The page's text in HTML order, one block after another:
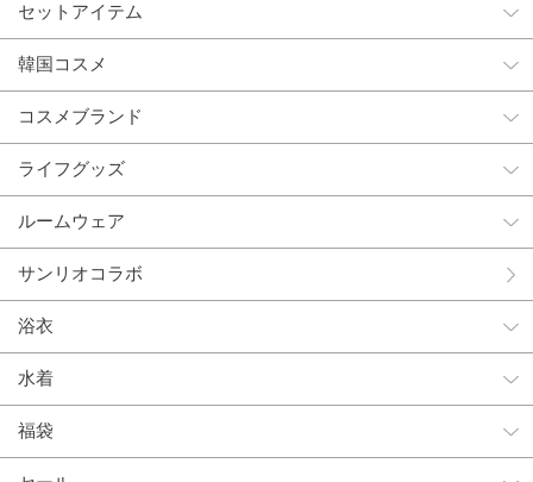
セットアイテム
韓国コスメ
コスメブランド
ライフグッズ
ルームウェア
サンリオコラボ
浴衣
水着
福袋